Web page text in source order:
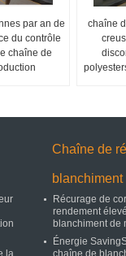
par an de
du contrôle
chaîne de
chaîne
la
Chaîne de
blanchiment
Récurage de
rendement
blanchiment de
Énergie
chaîne de